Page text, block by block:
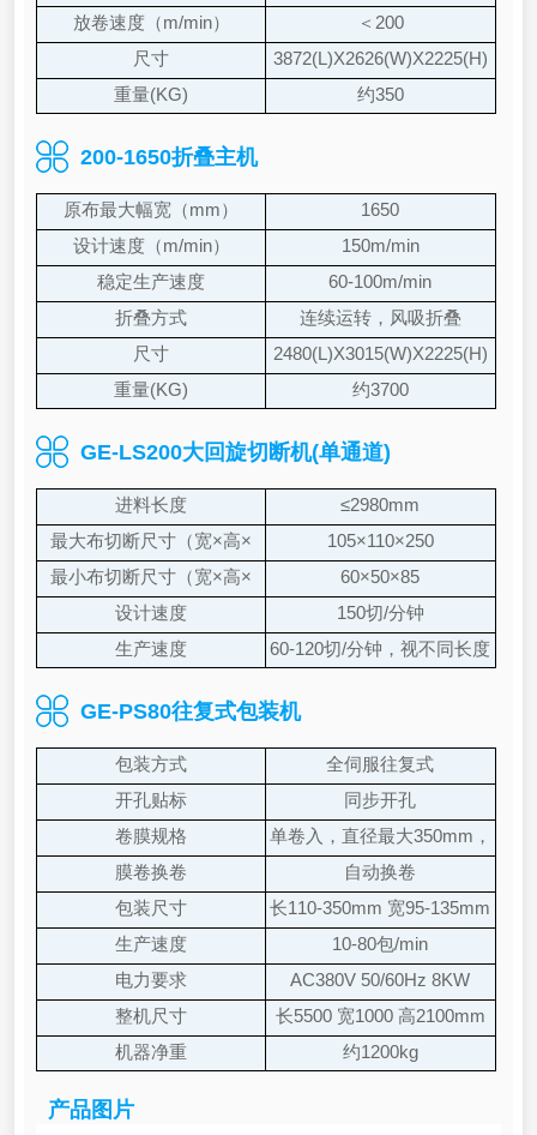
放卷速度（m/min）
＜200
尺寸
3872(L)X2626(W)X2225(H)
重量(KG)
约350
200-1650折叠主机
原布最大幅宽（mm）
1650
设计速度（m/min）
150m/min
稳定生产速度
60-100m/min
折叠方式
连续运转，风吸折叠
尺寸
2480(L)X3015(W)X2225(H)
重量(KG)
约3700
GE-LS200大回旋切断机(单通道)
进料长度
≤2980mm
最大布切断尺寸（宽×高×
长）
105×110×250
最小布切断尺寸（宽×高×
长）
60×50×85
设计速度
150切/分钟
生产速度
60-120切/分钟，视不同长度
GE-PS80往复式包装机
包装方式
全伺服往复式
开孔贴标
同步开孔
卷膜规格
单卷入，直径最大350mm，
最宽450mm
膜卷换卷
自动换卷
包装尺寸
长110-350mm 宽95-135mm
高10-90mm
生产速度
10-80包/min
电力要求
AC380V 50/60Hz 8KW
整机尺寸
长5500 宽1000 高2100mm
机器净重
约1200kg
产品图片